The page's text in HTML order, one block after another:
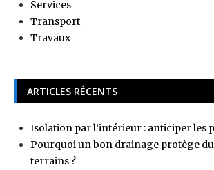
Services
Transport
Travaux
ARTICLES RÉCENTS
Isolation par l’intérieur : anticiper les
Pourquoi un bon drainage protège
terrains ?